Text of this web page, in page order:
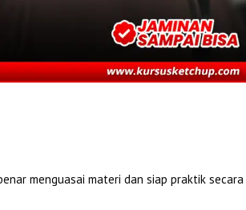
menguasai materi dan siap praktik secara